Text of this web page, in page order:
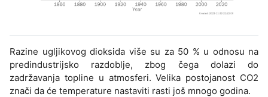
Razine ugljikovog dioksida više su za 50 % u odnosu na
predindustrijsko razdoblje, zbog čega dolazi do
zadržavanja topline u atmosferi. Velika postojanost CO2
znači da će temperature nastaviti rasti još mnogo godina.